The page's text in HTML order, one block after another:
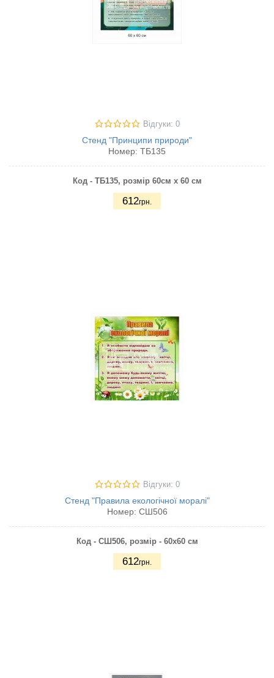
Відгуки: 0
Стенд "Принципи природи"
Номер: ТБ135
Код - ТБ135, розмір 60см х 60 см
612грн.
Відгуки: 0
Стенд "Правила екологічної моралі"
Номер: СШ506
Код - СШ506, розмір - 60х60 см
612грн.